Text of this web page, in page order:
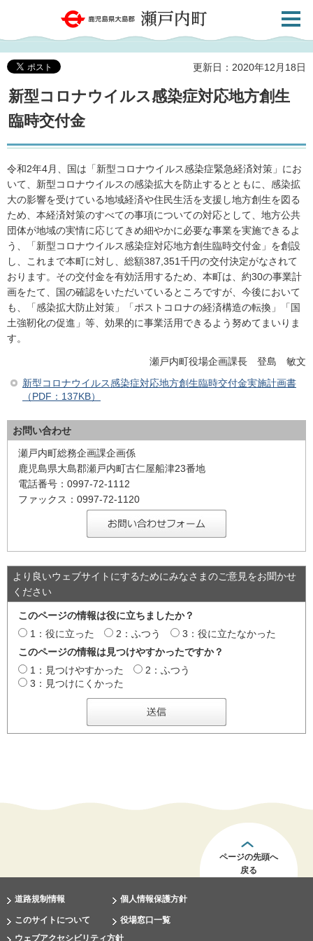
鹿児島県大島郡 瀬戸内町
共通メ
更新日：2020年12月18日
新型コロナウイルス感染症対応地方創生
臨時交付金
令和2年4月、国は「新型コロナウイルス感染症緊急経済対策」にお
いて、新型コロナウイルスの感染拡大を防止するとともに、感染拡
大の影響を受けている地域経済や住民生活を支援し地方創生を図る
ため、本経済対策のすべての事項についての対応として、地方公共
団体が地域の実情に応じてきめ細やかに必要な事業を実施できるよ
う、「新型コロナウイルス感染症対応地方創生臨時交付金」を創設
し、これまで本町に対し、総額387,351千円の交付決定がなされて
おります。その交付金を有効活用するため、本町は、約30の事業計
画をたて、国の確認をいただいているところですが、今後において
も、「感染拡大防止対策」「ポストコロナの経済構造の転換」「国
土強靭化の促進」等、効果的に事業活用できるよう努めてまいりま
す。
瀬戸内町役場企画課長 登島 敏文
新型コロナウイルス感染症対応地方創生臨時交付金実施計画書
（PDF：137KB）
お問い合わせ
瀬戸内町総務企画課企画係
鹿児島県大島郡瀬戸内町古仁屋船津23番地
電話番号：0997-72-1112
ファックス：0997-72-1120
より良いウェブサイトにするためにみなさまのご意見をお聞かせ
ください
このページの情報は役に立ちましたか？
1：役に立った
2：ふつう
3：役に立たなかった
このページの情報は見つけやすかったですか？
1：見つけやすかった
2：ふつう
3：見つけにくかった
ページの先頭へ
戻る
道路規制情報 個人情報保護方針
このサイトについて
役場窓口一覧
ウェブアクセシビリティ方針